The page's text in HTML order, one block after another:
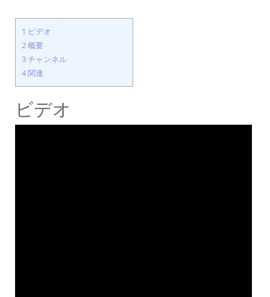
1 ビデオ
2概要
3チャンネル
4関連
ビデオ